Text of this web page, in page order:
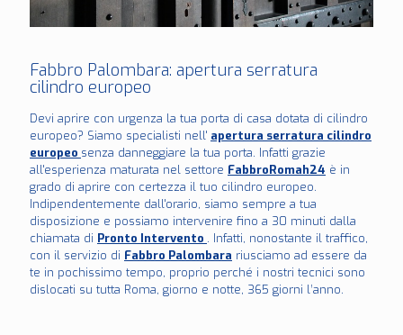
Fabbro Palombara : apertura serratura
cilindro europeo
Devi aprire con urgenza la tua porta di casa dotata di cilindro
europeo? Siamo specialisti nell' apertura serratura cilindro
europeo senza danneggiare la tua porta. Infatti grazie
all'esperienza maturata nel settore FabbroRomah24 è in
grado di aprire con certezza il tuo cilindro europeo.
Indipendentemente dall'orario, siamo sempre a tua
disposizione e possiamo intervenire fino a 30 minuti dalla
chiamata di Pronto Intervento . Infatti, nonostante il traffico,
con il servizio di Fabbro Palombara riusciamo ad essere da
te in pochissimo tempo, proprio perché i nostri tecnici sono
dislocati su tutta Roma, giorno e notte, 365 giorni l’anno.